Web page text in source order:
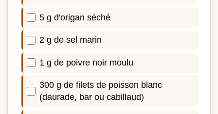
5 g d'origan séché
2 g de sel marin
1 g de poivre noir moulu
300 g de filets de poisson blanc
(daurade, bar ou cabillaud)